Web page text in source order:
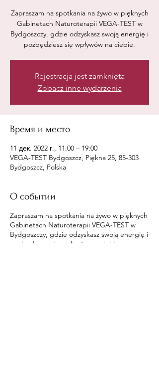
Zapraszam na spotkania na żywo w pięknych
Gabinetach Naturoterapii VEGA-TEST w
Bydgoszczy, gdzie odzyskasz swoją energię i
pozbędziesz się wpływów na ciebie.
Rejestracja jest zamknięta
Zobacz inne wydarzenia
Время и место
11 дек. 2022 г., 11:00 – 19:00
VEGA-TEST Bydgoszcz, Piękna 25, 85-303
Bydgoszcz, Polska
О событии
Zapraszam na spotkania na żywo w pięknych
Gabinetach Naturoterapii VEGA-TEST w
Bydgoszczy, gdzie odzyskasz swoją energię i
pozbędziesz się wpływów na ciebie.